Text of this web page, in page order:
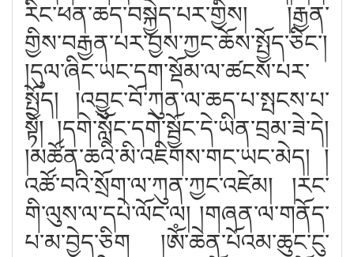
རིང་ཕན་ཆད་བསྐྱེད་པར་གྱིས། །རྒྱན་
གྱིས་བརྒྱན་པར་བྱས་ཀྱང་ཆོས་སྤྱོད་ཅིང༌།
།དུལ་ཞིང་ཡང་དག་སྡོམ་ལ་ཚངས་པར་
སྤྱོད། །འབྱུང་བོ་ཀུན་ལ་ཆད་པ་སྤངས་པ་
སྟེ། །དགེ་སློང་དགེ་སྦྱོང་དེ་ཡིན་བྲམ་ཟེ་དེ།
།མཚོན་ཆའི་མི་འཇིགས་གང་ཡང་མེད། །
འཚོ་བའི་སྲོག་ལ་ཀུན་ཀྱང་འཛེམ། །རང་
གི་ལུས་ལ་དཔེ་ལོང་ལ། །གཞན་ལ་གནོད་
པ་མ་བྱེད་ཅིག །ཨོཾ་ཆེན་པོའམ་ཆུང་ངུ་